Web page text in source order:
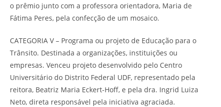
o prêmio junto com a professora orientadora, Maria de
Fátima Peres, pela confecção de um mosaico.
CATEGORIA V – Programa ou projeto de Educação para o
Trânsito. Destinada a organizações, instituições ou
empresas. Venceu projeto desenvolvido pelo Centro
Universitário do Distrito Federal UDF, representado pela
reitora, Beatriz Maria Eckert-Hoff, e pela dra. Ingrid Luiza
Neto, direta responsável pela iniciativa agraciada.